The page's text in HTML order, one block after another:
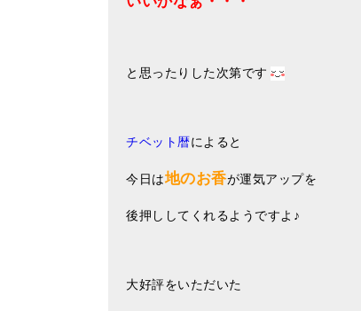
と思ったりした次第です
チベット暦によると
今日は地のお香が運気アップを
後押ししてくれるようですよ♪
大好評をいただいた